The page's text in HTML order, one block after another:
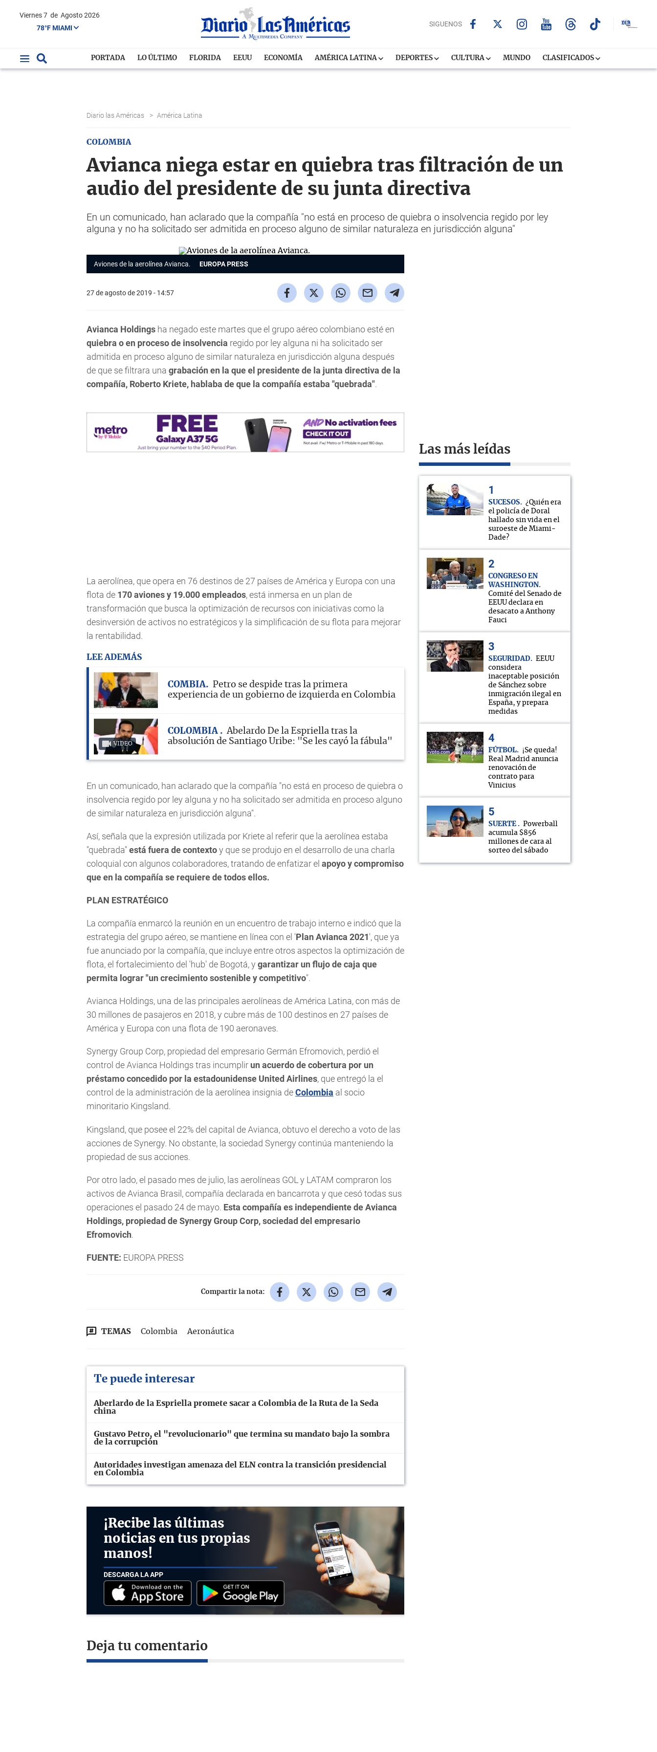
Viernes 7 de Agosto 2026
78°F MIAMI
SIGUENOS
PORTADA LO ÚLTIMO FLORIDA EEUU ECONOMÍA AMÉRICA LATINA DEPORTES CULTURA MUNDO CLASIFICADOS
Diario las Américas > América Latina
COLOMBIA
Avianca niega estar en quiebra tras filtración de un
audio del presidente de su junta directiva
En un comunicado, han aclarado que la compañía "no está en proceso de quiebra o insolvencia regido por ley
alguna y no ha solicitado ser admitida en proceso alguno de similar naturaleza en jurisdicción alguna"
Aviones de la aerolínea Avianca. EUROPA PRESS
27 de agosto de 2019 - 14:57
Avianca Holdings ha negado este martes que el grupo aéreo colombiano esté en
quiebra o en proceso de insolvencia regido por ley alguna ni ha solicitado ser
admitida en proceso alguno de similar naturaleza en jurisdicción alguna después
de que se filtrara una grabación en la que el presidente de la junta directiva de la
compañía, Roberto Kriete, hablaba de que la compañía estaba "quebrada".
La aerolínea, que opera en 76 destinos de 27 países de América y Europa con una
flota de 170 aviones y 19.000 empleados, está inmersa en un plan de
transformación que busca la optimización de recursos con iniciativas como la
desinversión de activos no estratégicos y la simplificación de su flota para mejorar
la rentabilidad.
LEE ADEMÁS
COMBIA
Petro se despide tras la primera
experiencia de un gobierno de izquierda en Colombia
VIDEO
COLOMBIA
Abelardo De la Espriella tras la
absolución de Santiago Uribe: "Se les cayó la fábula"
En un comunicado, han aclarado que la compañía "no está en proceso de quiebra o
insolvencia regido por ley alguna y no ha solicitado ser admitida en proceso alguno
de similar naturaleza en jurisdicción alguna".
Así, señala que la expresión utilizada por Kriete al referir que la aerolínea estaba
"quebrada"está fuera de contextoy que se produjo en el desarrollo de una charla
coloquial con algunos colaboradores, tratando de enfatizar el apoyo y compromiso
que en la compañía se requiere de todos ellos.
PLAN ESTRATÉGICO
La compañía enmarcó la reunión en un encuentro de trabajo interno e indicó que la
estrategia del grupo aéreo, se mantiene en línea con el 'Plan Avianca 2021', que ya
fue anunciado por la compañía, que incluye entre otros aspectos la optimización de
flota, el fortalecimiento del 'hub' de Bogotá, y garantizar un flujo de caja que
permita lograr "un crecimiento sostenible y competitivo".
Avianca Holdings, una de las principales aerolíneas de América Latina, con más de
30 millones de pasajeros en 2018, y cubre más de 100 destinos en 27 países de
América y Europa con una flota de 190 aeronaves.
Synergy Group Corp, propiedad del empresario Germán Efromovich, perdió el
control de Avianca Holdings tras incumplir un acuerdo de cobertura por un
préstamo concedido por la estadounidense United Airlines, que entregó la el
control de la administración de la aerolínea insignia deColombia al socio
minoritario Kingsland.
Kingsland, que posee el 22% del capital de Avianca, obtuvo el derecho a voto de las
acciones de Synergy. No obstante, la sociedad Synergy continúa manteniendo la
propiedad de sus acciones.
Por otro lado, el pasado mes de julio, las aerolíneas GOL y LATAM compraron los
activos de Avianca Brasil, compañía declarada en bancarrota y que cesó todas sus
operaciones el pasado 24 de mayo. Esta compañía es independiente de Avianca
Holdings, propiedad de Synergy Group Corp, sociedad del empresario
Efromovich.
FUENTE: EUROPA PRESS
Compartir la nota:
TEMAS Colombia Aeronáutica
Te puede interesar
Aberlardo de la Espriella promete sacar a Colombia de la Ruta de la Seda
china
Gustavo Petro, el "revolucionario" que termina su mandato bajo la sombra
de la corrupción
Autoridades investigan amenaza del ELN contra la transición presidencial
en Colombia
¡Recibe las últimas
noticias en tus propias
manos!
DESCARGA LA APP
Deja tu comentario
Las más leídas
SUCESOS
¿Quién era
el policía de Doral
hallado sin vida en el
suroeste de Miami-
Dade?
CONGRESO EN
WASHINGTON
Comité del Senado de
EEUU declara en
desacato a Anthony
Fauci
SEGURIDAD
EEUU
considera
inaceptable posición
de Sánchez sobre
inmigración ilegal en
España, y prepara
medidas
FÚTBOL
¡Se queda!
Real Madrid anuncia
renovación de
contrato para
Vinicius
SUERTE
Powerball
acumula $856
millones de cara al
sorteo del sábado